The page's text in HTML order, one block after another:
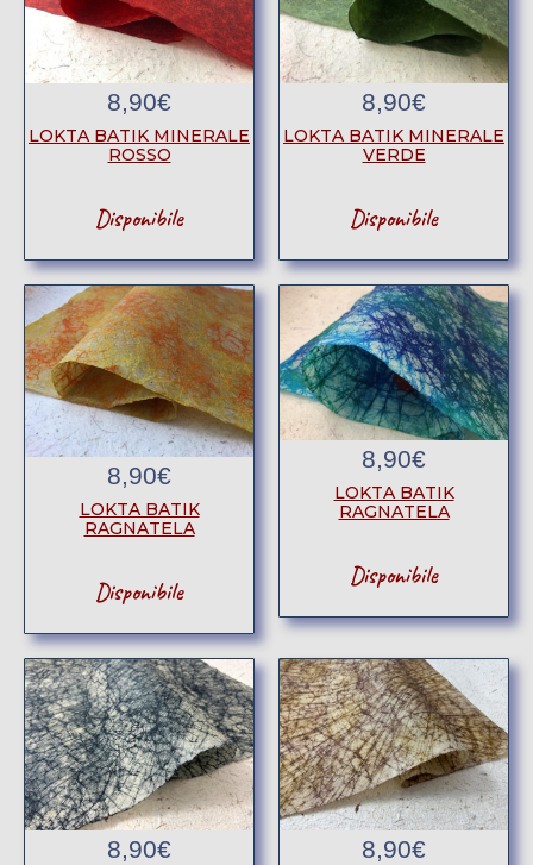
8,90€
LOKTA BATIK MINERALE
ROSSO
Disponibile
8,90€
LOKTA BATIK MINERALE
VERDE
Disponibile
8,90€
LOKTA BATIK
RAGNATELA
Disponibile
8,90€
LOKTA BATIK
RAGNATELA
Disponibile
8,90€ 8,90€